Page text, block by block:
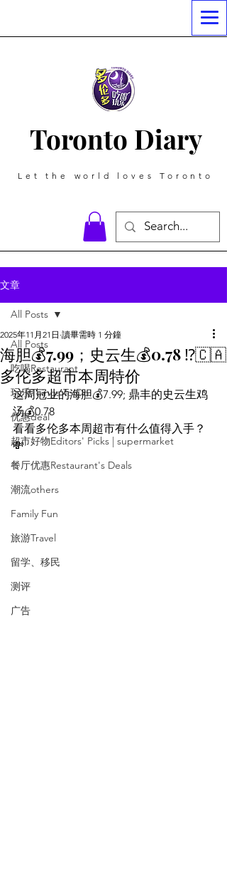
Toronto Diary
Let the world loves Toronto
文章
All Posts
吃喝Restaurant
玩乐Things To Do
优惠deal
超市好物Editors' Picks | supermarket
餐厅优惠Restaurant's Deals
潮流others
Family Fun
旅游Travel
留学、移民
测评
广告
All Posts
海胆💰7.99；史云生💰0.78 ⁉️🇨🇦
多伦多超市本周特价
2025年11月21日 讀畢需時 1 分鐘
这周冠业的海胆💰7.99; 鼎丰的史云生鸡
汤💰0.78
看看多伦多本周超市有什么值得入手？
💸